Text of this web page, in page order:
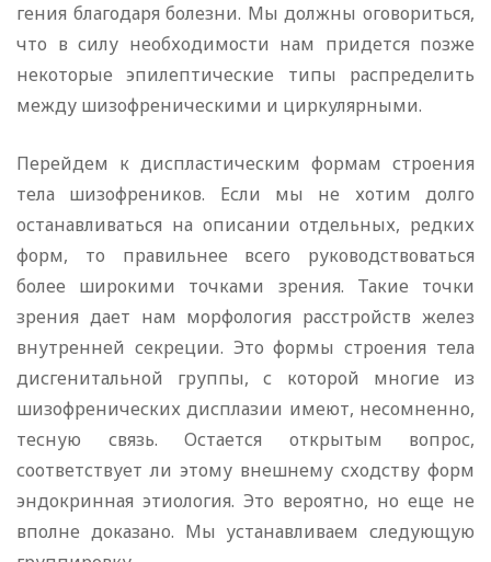
гения благодаря болезни. Мы должны оговориться,
что в силу необходимости нам придется позже
некоторые эпилептические типы распределить
между шизофреническими и циркулярными.
Перейдем к диспластическим формам строения
тела шизофреников. Если мы не хотим долго
останавливаться на описании отдельных, редких
форм, то правильнее всего руководствоваться
более широкими точками зрения. Такие точки
зрения дает нам морфология расстройств желез
внутренней секреции. Это формы строения тела
дисгенитальной группы, с которой многие из
шизофренических дисплазии имеют, несомненно,
тесную связь. Остается открытым вопрос,
соответствует ли этому внешнему сходству форм
эндокринная этиология. Это вероятно, но еще не
вполне доказано. Мы устанавливаем следующую